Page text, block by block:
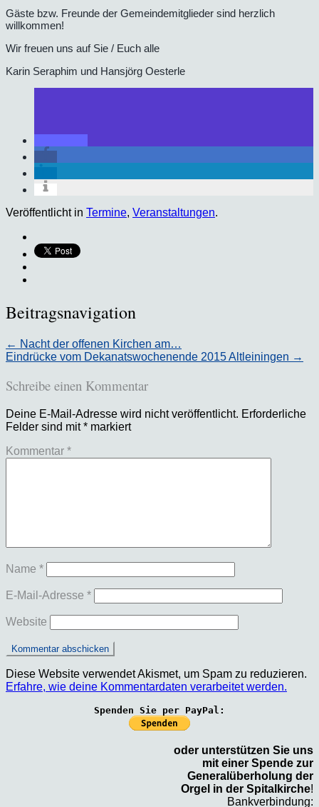
Gäste bzw. Freunde der Gemeindemitglieder sind herzlich
willkommen!
Wir freuen uns auf Sie / Euch alle
Karin Seraphim und Hansjörg Oesterle
Veröffentlicht in Termine, Veranstaltungen.
Beitragsnavigation
← Nacht der offenen Kirchen am…
Eindrücke vom Dekanatswochenende 2015 Altleiningen →
Schreibe einen Kommentar
Deine E-Mail-Adresse wird nicht veröffentlicht. Erforderliche
Felder sind mit* markiert
Kommentar *
Name *
E-Mail-Adresse *
Website
Diese Website verwendet Akismet, um Spam zu reduzieren.
Erfahre, wie deine Kommentardaten verarbeitet werden.
Spenden Sie per PayPal:
oder unterstützen Sie uns
mit einer Spende zur
Generalüberholung der
Orgel in der Spitalkirche!
Bankverbindung: